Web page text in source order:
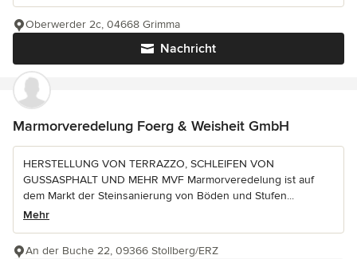
Nachricht
Oberwerder 2c, 04668 Grimma
Marmorveredelung Foerg & Weisheit GmbH
HERSTELLUNG VON TERRAZZO, SCHLEIFEN VON
GUSSASPHALT UND MEHR MVF Marmorveredelung ist auf
dem Markt der Steinsanierung von Böden und Stufen...
Mehr
An der Buche 22, 09366 Stollberg/ERZ